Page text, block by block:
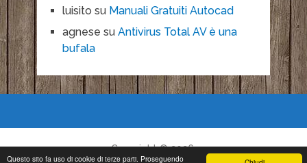
Questo sito fa uso di cookie di terze parti. Proseguendo
luisito su Manuali Gratuiti Autocad
agnese su Antivirus Total AV è una
bufala
Copyright © 2026.